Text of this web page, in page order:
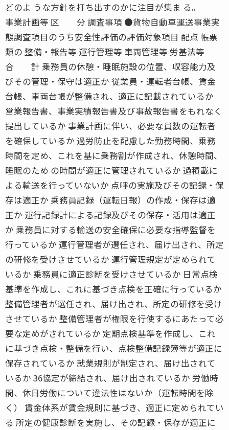
どのよ うな方針を打ち出すのかに注目が集ま る。
事業計画等 区 分 調査事項 ●貨物自動車運送事業実
態調査項目のうち安全性評価の評価対象項目 配点 帳票
類の 整備・報告等 運行管理等 車両管理等 労基法等
合 計 乗務員の休憩・睡眠施設の位置、収容能力及
びその管理・保守は適正か 従業員・運転者台帳、賃金
台帳、車両台帳が整備され、適正に記載されているか
営業報告書、事業実績報告書及び事故報告書をもれなく
提出しているか 事業計画に伴い、必要な員数の運転者
を確保しているか 過労防止を配慮した勤務時間、乗務
時間を定め、これを基に乗務割が作成され、休憩時間、
睡眠のため の時間が適正に管理されているか 過積載に
よる輸送を行っていないか 点呼の実施及びその記録・保
存は適正か 乗務員記録（運転日報）の作成・保存は適
正か 運行記録計による記録及びその保存・活用は適正
か 乗務員に対する輸送の安全確保に必要な指導監督を
行っているか 運行管理者が選任され、届け出され、所定
の研修を受けさせているか 運行管理規定が定められて
いるか 乗務員に適正診断を受けさせているか 日常点検
基準を作成し、これに基づき点検を正確に行っているか
整備管理者が選任され、届け出され、所定の研修を受け
させているか 整備管理者が権限を行使するにあたって必
要な定めがされているか 定期点検基準を作成し、これ
に基づき点検・整備を行い、点検整備記録簿等が適正に
保存されているか 就業規則が制定され、届け出されて
いるか 36協定が締結され、届け出されているか 労働時
間、休日労働について違法性はないか（運転時間を除
く） 賃金体系が賃金規則に基づき、適正に定められてい
る 所定の健康診断を実施し、その記録・保存が適正に